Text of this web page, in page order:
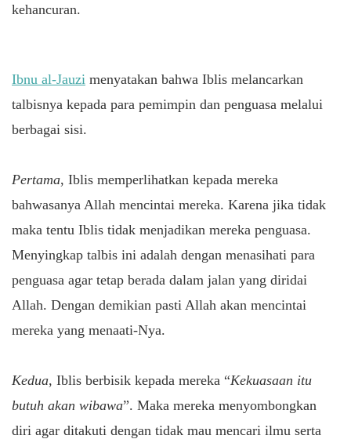
kehancuran.
Ibnu al-Jauzi menyatakan bahwa Iblis melancarkan
talbisnya kepada para pemimpin dan penguasa melalui
berbagai sisi.
Pertama, Iblis memperlihatkan kepada mereka
bahwasanya Allah mencintai mereka. Karena jika tidak
maka tentu Iblis tidak menjadikan mereka penguasa.
Menyingkap talbis ini adalah dengan menasihati para
penguasa agar tetap berada dalam jalan yang diridai
Allah. Dengan demikian pasti Allah akan mencintai
mereka yang menaati-Nya.
Kedua, Iblis berbisik kepada mereka “Kekuasaan itu
butuh akan wibawa”. Maka mereka menyombongkan
diri agar ditakuti dengan tidak mau mencari ilmu serta